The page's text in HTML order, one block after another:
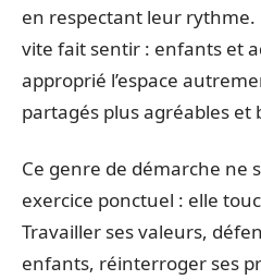
en respectant leur rythme.
vite fait sentir : enfants et
approprié l’espace
partagés plus agréables et
Ce genre de démarche ne
exercice ponctuel : elle
Travailler ses valeurs,
enfants, réinterroger ses